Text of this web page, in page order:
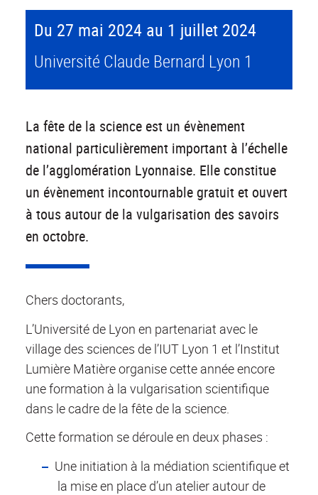
Du 27 mai 2024 au 1 juillet 2024
Université Claude Bernard Lyon 1
La fête de la science est un évènement
national particulièrement important à l’échelle
de l’agglomération Lyonnaise. Elle constitue
un évènement incontournable gratuit et ouvert
à tous autour de la vulgarisation des savoirs
en octobre.
Chers doctorants,
L’Université de Lyon en partenariat avec le
village des sciences de l’IUT Lyon 1 et l’Institut
Lumière Matière organise cette année encore
une formation à la vulgarisation scientifique
dans le cadre de la fête de la science.
Cette formation se déroule en deux phases :
Une initiation à la médiation scientifique et
la mise en place d’un atelier autour de